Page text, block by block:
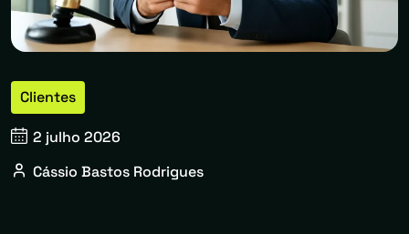
Clientes
2 julho 2026
Cássio Bastos Rodrigues